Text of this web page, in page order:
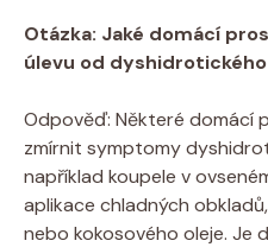
Otázka: Jaké domácí
úlevu od
Odpověď: Některé domácí
zmírnit symptomy
například koupele v
aplikace chladných
nebo kokosového‌ oleje. Je